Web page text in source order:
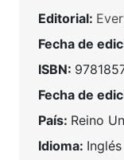
Editorial:
Fecha de
ISBN:
Fecha de
País: Reino
Idioma: Inglés